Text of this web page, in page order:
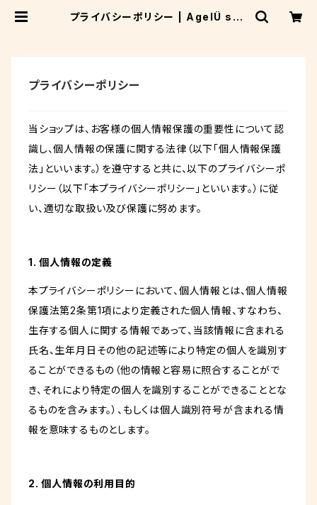
プライバシーポリシー | AgelÜ sho
プライバシーポリシー
当ショップは、お客様の個人情報保護の重要性について認
識し、個人情報の保護に関する法律（以下「個人情報保護
法」といいます。）を遵守すると共に、以下のプライバシーポ
リシー（以下「本プライバシーポリシー」といいます。）に従
い、適切な取扱い及び保護に努めます。
1. 個人情報の定義
本プライバシーポリシーにおいて、個人情報とは、個人情報
保護法第2条第1項により定義された個人情報、すなわち、
生存する個人に関する情報であって、当該情報に含まれる
氏名、生年月日その他の記述等により特定の個人を識別す
ることができるもの（他の情報と容易に照合することがで
き、それにより特定の個人を識別することができることとな
るものを含みます。）、もしくは個人識別符号が含まれる情
報を意味するものとします。
2. 個人情報の利用目的